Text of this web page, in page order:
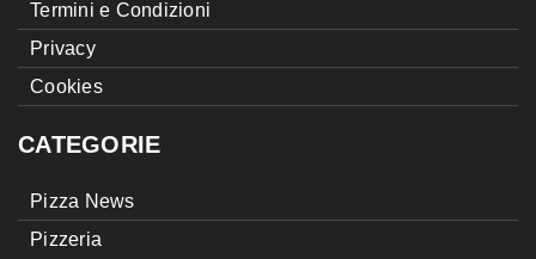
Termini e Condizioni
Privacy
Cookies
CATEGORIE
Pizza News
Pizzeria